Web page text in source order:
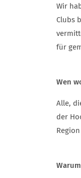
Wir
Clubs
für
Wen
Alle,
der